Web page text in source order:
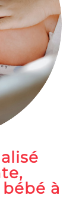
à